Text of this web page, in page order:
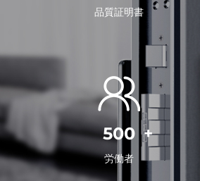
品質証明書
500
労働者